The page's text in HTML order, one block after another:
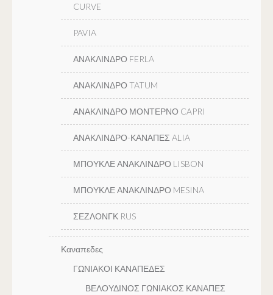
CURVE
PAVIA
ΑΝΑΚΛΙΝΔΡΟ FERLA
ΑΝΑΚΛΙΝΔΡΟ TATUM
ΑΝΑΚΛΙΝΔΡΟ ΜΟΝΤΕΡΝΟ CAPRI
ΑΝΑΚΛΙΝΔΡΟ-ΚΑΝΑΠΕΣ ALIA
ΜΠΟΥΚΛΕ ΑΝΑΚΛΙΝΔΡΟ LISBON
ΜΠΟΥΚΛΕ ΑΝΑΚΛΙΝΔΡΟ MESINA
ΣΕΖΛΟΝΓΚ RUS
Καναπεδες
ΓΩΝΙΑΚΟΙ ΚΑΝΑΠΕΔΕΣ
ΒΕΛΟΥΔΙΝΟΣ ΓΩΝΙΑΚΟΣ ΚΑΝΑΠΕΣ